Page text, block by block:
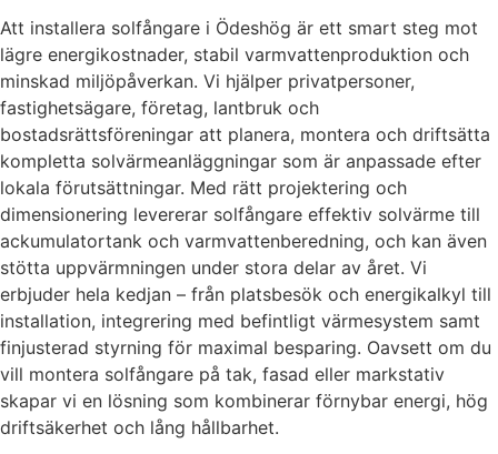
Att installera solfångare i Ödeshög är ett smart steg mot
lägre energikostnader, stabil varmvattenproduktion och
minskad miljöpåverkan. Vi hjälper privatpersoner,
fastighetsägare, företag, lantbruk och
bostadsrättsföreningar att planera, montera och driftsätta
kompletta solvärmeanläggningar som är anpassade efter
lokala förutsättningar. Med rätt projektering och
dimensionering levererar solfångare effektiv solvärme till
ackumulatortank och varmvattenberedning, och kan även
stötta uppvärmningen under stora delar av året. Vi
erbjuder hela kedjan – från platsbesök och energikalkyl till
installation, integrering med befintligt värmesystem samt
finjusterad styrning för maximal besparing. Oavsett om du
vill montera solfångare på tak, fasad eller markstativ
skapar vi en lösning som kombinerar förnybar energi, hög
driftsäkerhet och lång hållbarhet.